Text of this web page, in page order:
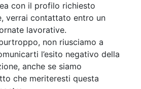
con il profilo richiesto
verrai contattato entro un
lavorative.
non riusciamo a
l’esito negativo della
anche se siamo
che meriteresti questa